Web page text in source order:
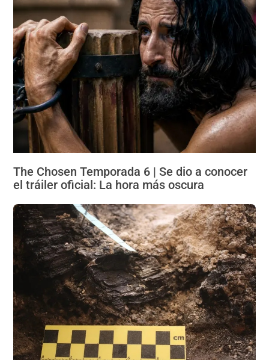
The Chosen Temporada 6 | Se dio a conocer
el tráiler oficial: La hora más oscura